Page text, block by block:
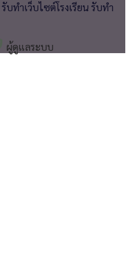
รับทำเว็บไซต์โรงเรียน รับทำ
ผู้ดูแลระบบ